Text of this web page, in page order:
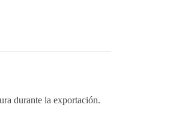
durante la exportación.